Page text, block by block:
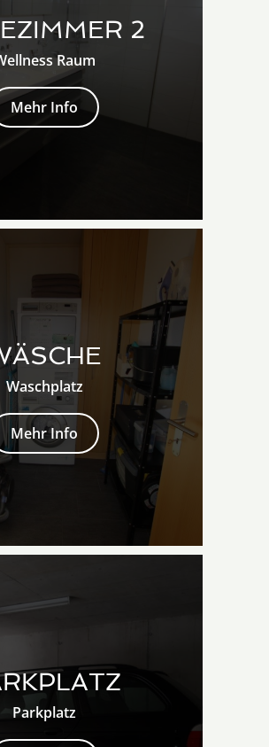
2
Raum
Mehr Info
Waschplatz
Mehr Info
Parkplatz